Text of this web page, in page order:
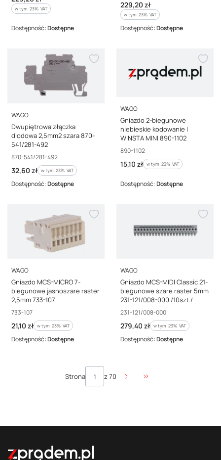
w tym %s VAT
w tym 23% VAT
Dostępność:Dostępne
Cena brutto
229,20 zł
w tym %s VAT
w tym 23% VAT
Dostępność:Dostępne
PRODUCENT
WAGO
Dwupiętrowa złączka
diodowa 2,5mm2 szara 870-
541/281-492
Kod producenta
870-541/281-492
Cena brutto
32,60 zł w tym %s VAT
w tym 23% VAT
Dostępność:Dostępne
PRODUCENT
WAGO
Gniazdo 2-biegunowe
niebieskie kodowanie I
WINSTA MINI 890-1102
Kod producenta
890-1102
Cena brutto
15,10 zł w tym %s VAT
w tym 23% VAT
Dostępność:Dostępne
PRODUCENT
WAGO
Gniazdo MCS-MICRO 7-
biegunowe jasnoszare raster
2,5mm 733-107
Kod producenta
733-107
Cena brutto
21,10 zł w tym %s VAT
w tym 23% VAT
Dostępność:Dostępne
PRODUCENT
WAGO
Gniazdo MCS-MIDI Classic 21-
biegunowe szare raster 5mm
231-121/008-000 /10szt./
Kod producenta
231-121/008-000
Cena brutto
279,40 zł w tym %s VAT
w tym 23% VAT
Dostępność:Dostępne
Strona z 70
Przejdź do ostatniej